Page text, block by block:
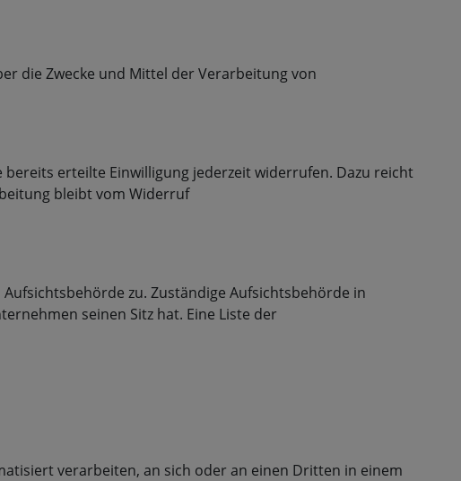
die Zwecke und Mittel der Verarbeitung von
erteilte Einwilligung jederzeit widerrufen. Dazu reicht
bleibt vom Widerruf
zu. Zuständige Aufsichtsbehörde in
seinen Sitz hat. Eine Liste der
verarbeiten, an sich oder an einen Dritten in einem